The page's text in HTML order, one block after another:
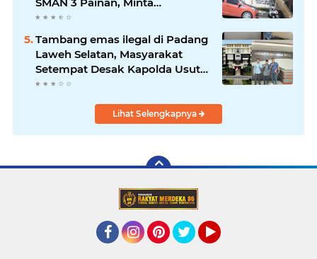
Inspektorat Sumbar Lakukan
Tambang emas ilegal di Padang
Laweh Selatan, Masyarakat
Setempat Desak Kapolda Usut
Tuntas
Lihat Selengkapnya